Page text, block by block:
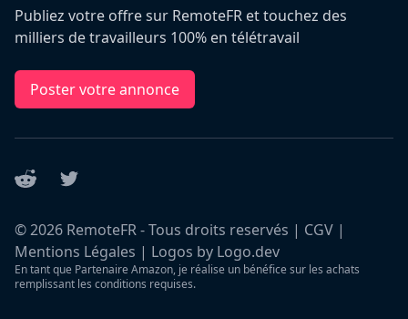
Publiez votre offre sur RemoteFR et touchez des
milliers de travailleurs 100% en télétravail
Poster votre annonce
Reddit Twitter
©2026 RemoteFR - Tous droits reservés | CGV |
Mentions Légales | Logos by Logo.dev
En tant que Partenaire Amazon, je réalise un bénéfice sur les achats
remplissant les conditions requises.